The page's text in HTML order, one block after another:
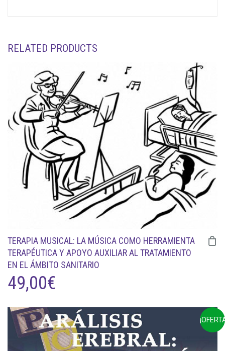
RELATED PRODUCTS
TERAPIA MUSICAL: LA MÚSICA COMO HERRAMIENTA
TERAPÉUTICA Y APOYO AUXILIAR AL TRATAMIENTO
EN EL ÁMBITO SANITARIO
49,00€